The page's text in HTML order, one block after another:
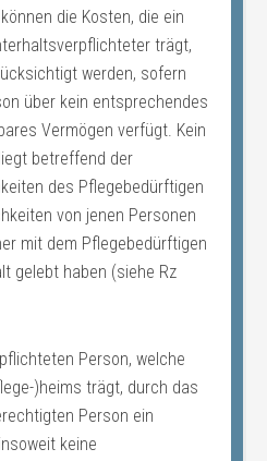
die Kosten, die ein
trägt,
werden, sofern
über kein entsprechendes
Vermögen verfügt. Kein
betreffend der
des Pflegebedürftigen
von jenen Personen
mit dem Pflegebedürftigen
gelebt haben (siehe Rz
Person, welche
)heims trägt, durch das
Person ein
keine